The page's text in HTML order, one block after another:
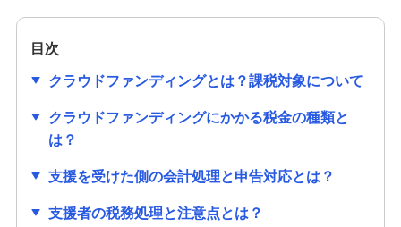
目次
クラウドファンディングとは？課税対象について
クラウドファンディングにかかる税金の種類と
は？
支援を受けた側の会計処理と申告対応とは？
支援者の税務処理と注意点とは？